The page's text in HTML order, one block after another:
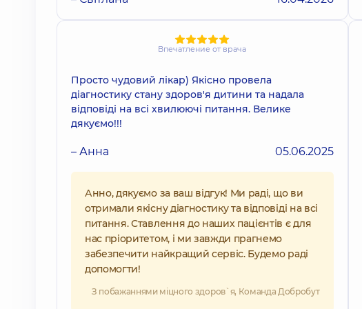
Впечатление от врача
Просто чудовий лікар) Якісно провела
діагностику стану здоров'я дитини та надала
відповіді на всі хвилюючі питання. Велике
дякуємо!!!
– Анна 05.06.2025
Анно, дякуємо за ваш відгук! Ми раді, що ви
отримали якісну діагностику та відповіді на всі
питання. Ставлення до наших пацієнтів є для
нас пріоритетом, і ми завжди прагнемо
забезпечити найкращий сервіс. Будемо раді
допомогти!
З побажаннями міцного здоров`я, Команда Добробут